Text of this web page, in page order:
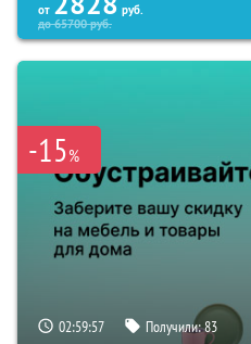
от
руб.
до65700руб.
-15%
02:59:57 Получили:83